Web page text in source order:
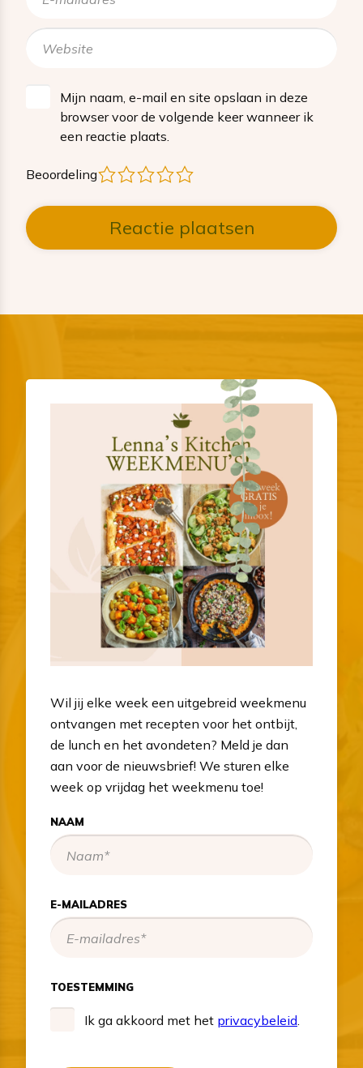
Mijn naam, e-mail en site opslaan in deze
browser voor de volgende keer wanneer ik
een reactie plaats.
Beoordeling 4
3
2
1
Wil jij elke week een uitgebreid weekmenu
ontvangen met recepten voor het ontbijt,
de lunch en het avondeten? Meld je dan
aan voor de nieuwsbrief! We sturen elke
week op vrijdag het weekmenu toe!
NAAM
E-MAILADRES
TOESTEMMING
Ik ga akkoord met het privacybeleid.